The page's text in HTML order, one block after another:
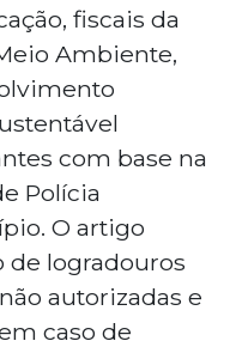
para dar
de
Parque das
o período,
de trailers e
A proposta
do Alto da
havia notificado
o local, mas
o prazo.
fiscais da
Ambiente,
com base na
Polícia
O artigo
de logradouros
autorizadas e
caso de